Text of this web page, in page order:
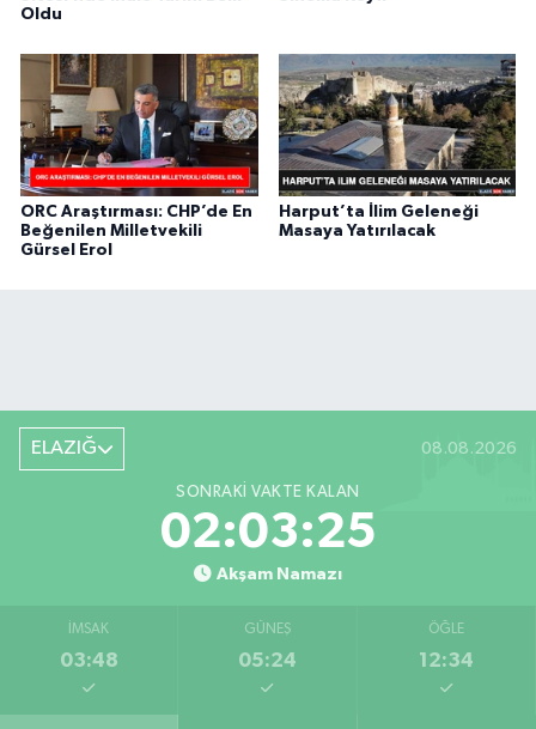
Oldu
ORC Araştırması: CHP’de En
Beğenilen Milletvekili
Gürsel Erol
Harput’ta İlim Geleneği
Masaya Yatırılacak
ELAZIĞ 08.08.2026
SONRAKI VAKTE KALAN
02:03:24
Akşam Namazı
İMSAK
03:48
GÜNEŞ
05:24
ÖĞLE
12:34